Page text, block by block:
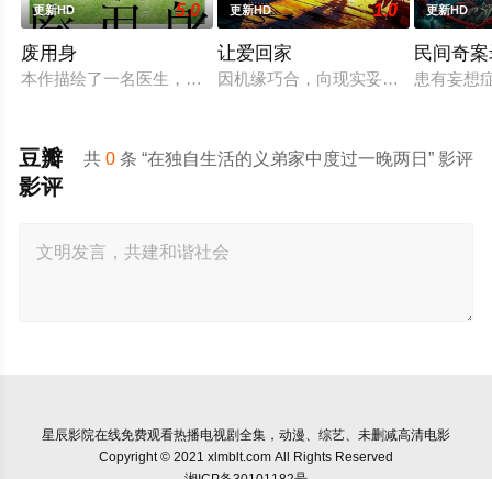
更新HD 5.0
废用身
本作描绘了一名医生，因一种围绕“废用身”——因瘫痪等原因已
更新HD 1.0
让爱回家
因机缘巧合，向现实妥协的导演朱达
更新HD
民间奇
患有妄想
共0 条 “在独自生活的义弟家中度过一晚两日” 影评
豆瓣
影评
星辰影院在线免费观看热播电视剧全集，动漫、综艺、未删减高清电影
Copyright © 2021 xlmblt.com All Rights Reserved